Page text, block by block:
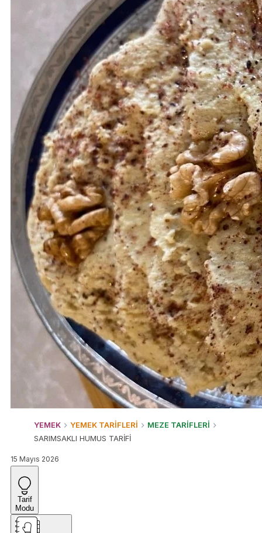
YEMEK YEMEK TARİFLERİ
MEZE TARİFLERİ
SARIMSAKLI HUMUS TARİFİ
15 Mayıs 2026
Tarif
Modu